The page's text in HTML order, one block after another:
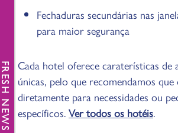
Fechaduras secundárias nas
para maior segurança
Cada hotel oferece caraterísticas de
únicas, pelo que recomendamos
diretamente para necessidades ou
específicos.Ver todos os hotéis.
NEWS